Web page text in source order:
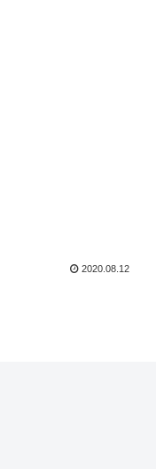
2020.08.12